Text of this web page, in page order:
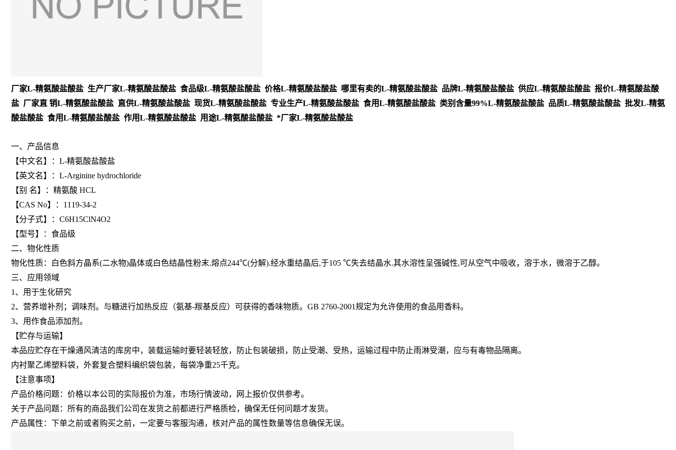
厂家L-精氨酸盐酸盐 生产厂家L-精氨酸盐酸盐 食品级L-精氨酸盐酸盐 价格L-精氨酸盐酸盐 哪里有卖的L-精氨酸盐酸盐 品牌L-精氨酸盐酸盐 供应L-精氨酸盐酸盐 报价L-精氨酸盐酸
盐 厂家直 销L-精氨酸盐酸盐 直供L-精氨酸盐酸盐 现货L-精氨酸盐酸盐 专业生产L-精氨酸盐酸盐 食用L-精氨酸盐酸盐 类别含量99%L-精氨酸盐酸盐 品质L-精氨酸盐酸盐 批发L-精氨
酸盐酸盐 食用L-精氨酸盐酸盐 作用L-精氨酸盐酸盐 用途L-精氨酸盐酸盐 *厂家L-精氨酸盐酸盐
一、产品信息
【中文名】：L-精氨酸盐酸盐
【英文名】：L-Arginine hydrochloride
【别 名】：精氨酸 HCL
【CAS No】：1119-34-2
【分子式】：C6H15ClN4O2
【型号】：食品级
二、物化性质
物化性质：白色斜方晶系(二水物)晶体或白色结晶性粉末.熔点244℃(分解).经水重结晶后,于105 ℃失去结晶水.其水溶性呈强碱性,可从空气中吸收，溶于水，微溶于乙醇。
三、应用领域
1、用于生化研究
2、营养增补剂；调味剂。与糖进行加热反应（氨基-羰基反应）可获得的香味物质。GB 2760-2001规定为允许使用的食品用香料。
3、用作食品添加剂。
【贮存与运输】
本品应贮存在干燥通风清洁的库房中，装载运输时要轻装轻放，防止包装破损，防止受潮、受热，运输过程中防止雨淋受潮，应与有毒物品隔离。
内衬聚乙烯塑料袋，外套复合塑料编织袋包装，每袋净重25千克。
【注意事项】
产品价格问题：价格以本公司的实际报价为准，市场行情波动，网上报价仅供参考。
关于产品问题：所有的商品我们公司在发货之前都进行严格质检，确保无任何问题才发货。
产品属性：下单之前或者购买之前，一定要与客服沟通，核对产品的属性数量等信息确保无误。